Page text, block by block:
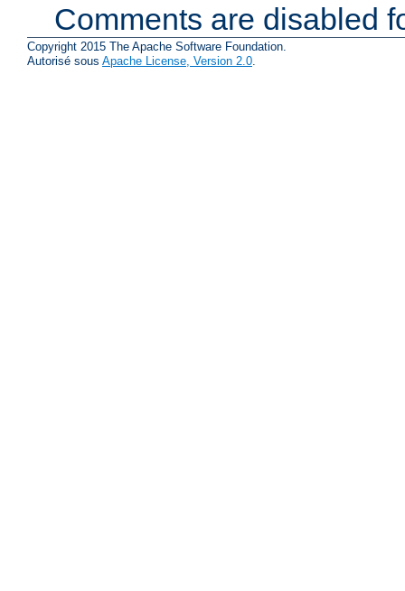
Comments are disabled
Copyright 2015 The Apache Software Foundation.
Autorisé sous Apache License, Version 2.0.